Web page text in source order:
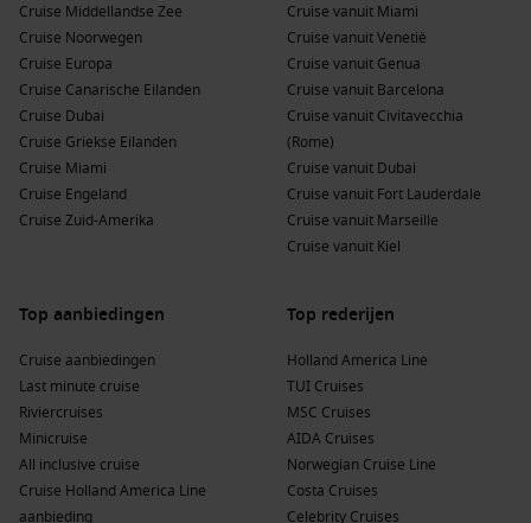
Houd last minute aanbiedingen in de gaten voor extra
scherpe prijzen.
Plan je betaalbare cruise vandaag nog!
Eencruise onder de €999
betekent genieten van luxe,
comfort en avontuur, zonder dat je je zorgen maakt over je
budget. Wacht niet te lang, want de beste aanbiedingen zijn
snel weg. Vind jouw perfecte betaalbare cruise en stap
binnenkort aan boord!
Cruise Middellandse Zee
Cruise Noorwegen
Cruise Europa
Cruise Canarische Eilanden
Cruise Dubai
Cruise Griekse Eilanden
Cruise Miami
Cruise Engeland
Cruise Zuid-Amerika
Cruise vanuit Miami
Cruise vanuit Venetië
Cruise vanuit Genua
Cruise vanuit Barcelona
Cruise vanuit Civitavecchia
(Rome)
Cruise vanuit Dubai
Cruise vanuit Fort Lauderdale
Cruise vanuit Marseille
Cruise vanuit Kiel
Top aanbiedingen
Cruise aanbiedingen
Last minute cruise
Riviercruises
Minicruise
All inclusive cruise
Cruise Holland America Line
aanbieding
Top rederijen
Holland America Line
TUI Cruises
MSC Cruises
AIDA Cruises
Norwegian Cruise Line
Costa Cruises
Celebrity Cruises